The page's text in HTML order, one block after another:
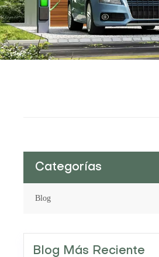
Categorías
Blog
Blog Más Reciente